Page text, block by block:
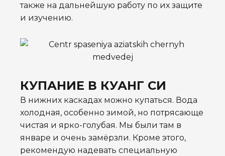
также на дальнейшую работу по их защите
и изучению.
КУПАНИЕ В КУАНГ СИ
В нижних каскадах можно купаться. Вода
холодная, особенно зимой, но потрясающе
чистая и ярко-голубая. Мы были там в
январе и очень замёрзли. Кроме этого,
рекомендую надевать специальную